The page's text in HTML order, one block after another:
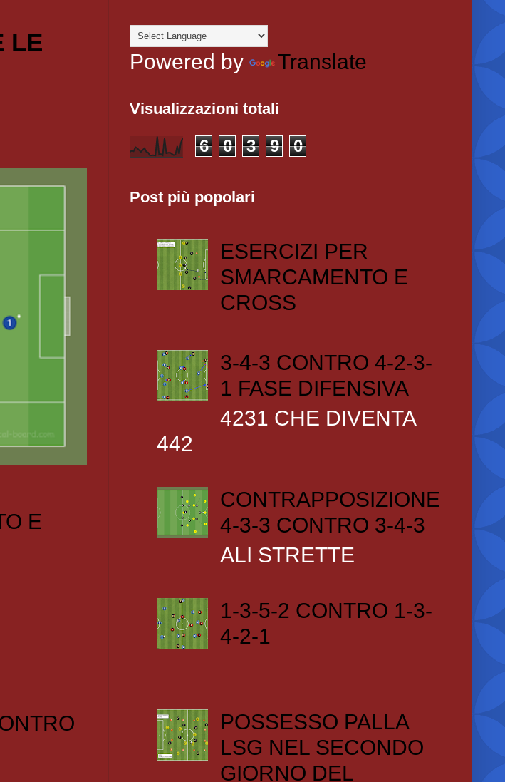
LE
E
Powered by Translate
Visualizzazioni totali
6 0 3 9 0
Post più popolari
ESERCIZI PER
SMARCAMENTO E
CROSS
3-4-3 CONTRO 4-2-3-
1 FASE DIFENSIVA
4231 CHE DIVENTA
442
CONTRAPPOSIZIONE
4-3-3 CONTRO 3-4-3
ALI STRETTE
1-3-5-2 CONTRO 1-3-
4-2-1
POSSESSO PALLA
LSG NEL SECONDO
GIORNO DEL